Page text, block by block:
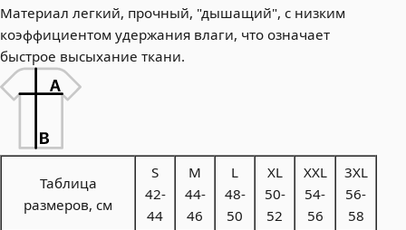
Материал легкий, прочный, "дышащий", с низким
коэффициентом удержания влаги, что означает
быстрое высыхание ткани.
Таблица
размеров, см
S
42-
44
M
44-
46
L
48-
50
XL
50-
52
XXL
54-
56
3XL
56-
58